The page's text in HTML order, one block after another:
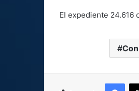
El expediente 24.616